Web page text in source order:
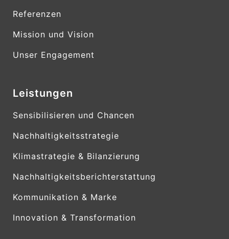
Referenzen
Mission und Vision
Unser Engagement
Leistungen
Sensibilisieren und Chancen
Nachhaltigkeitsstrategie
Klimastrategie & Bilanzierung
Nachhaltigkeitsberichterstattung
Kommunikation & Marke
Innovation & Transformation